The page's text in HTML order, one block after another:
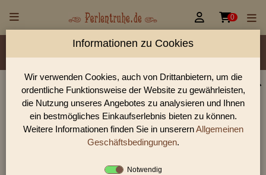
 0
Material/Glassorte Sorte/Form Farbe
Größen
Lochdurchmesser
Perlen Shop für facettierte Glasperlen facettiert mit
AB 6,0 mm
In unserem Perlen Shop finden sie zahlreich facettierte
Glasperlen facettiert mit AB 6,0 mm und viele weiter
Informationen zu Cookies
Wir verwenden Cookies, auch von Drittanbietern, um die
ordentliche Funktionsweise der Website zu gewährleisten,
die Nutzung unseres Angebotes zu analysieren und Ihnen
ein bestmögliches Einkaufserlebnis bieten zu können.
Weitere Informationen finden Sie in unserernAllgemeinen
Geschäftsbedingungen.
Notwendig